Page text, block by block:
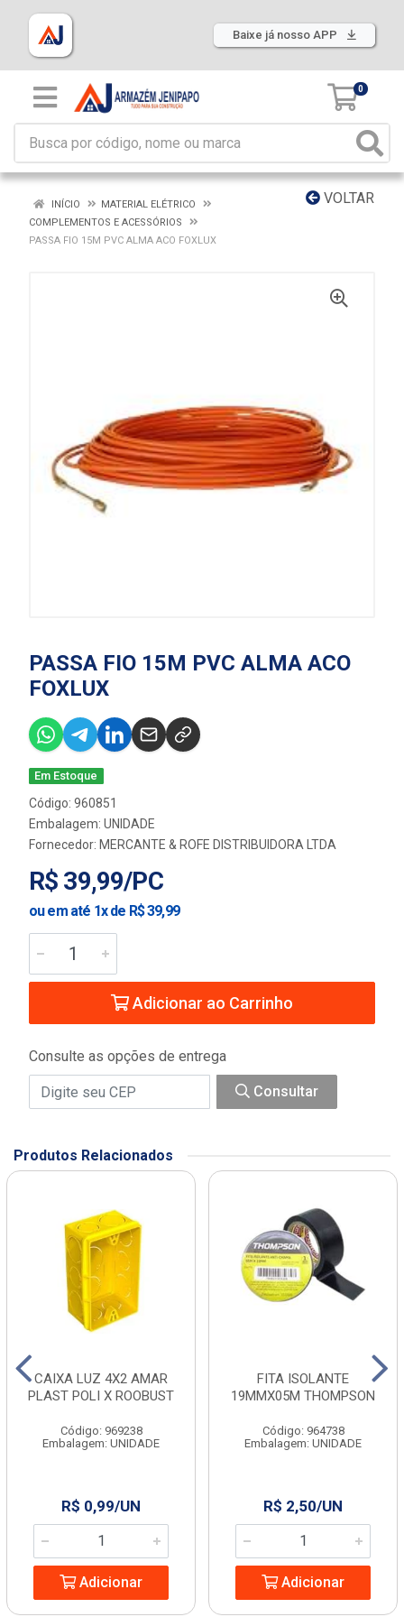
Baixe já nosso APP
0
VOLTAR
INÍCIO
MATERIAL ELÉTRICO
COMPLEMENTOS E ACESSÓRIOS
PASSA FIO 15M PVC ALMA ACO FOXLUX
PASSA FIO 15M PVC ALMA ACO
FOXLUX
Em Estoque
Código: 960851
Embalagem: UNIDADE
Fornecedor: MERCANTE & ROFE DISTRIBUIDORA LTDA
R$ 39,99/PC
ou em até 1x de R$ 39,99
Adicionar ao Carrinho
Consulte as opções de entrega
Consultar
Produtos Relacionados
CAIXA LUZ 4X2 AMAR
PLAST POLI X ROOBUST
Código: 969238
Embalagem: UNIDADE
R$ 0,99/UN
Adicionar
FITA ISOLANTE
19MMX05M THOMPSON
Código: 964738
Embalagem: UNIDADE
R$ 2,50/UN
Adicionar